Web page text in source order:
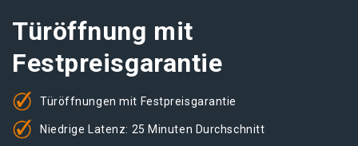
Türöffnung mit
Festpreisgarantie
Türöffnungen mit Festpreisgarantie
Niedrige Latenz: 25 Minuten Durchschnitt